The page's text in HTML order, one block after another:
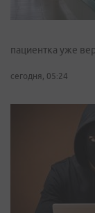
пациентка уже
сегодня, 05:24